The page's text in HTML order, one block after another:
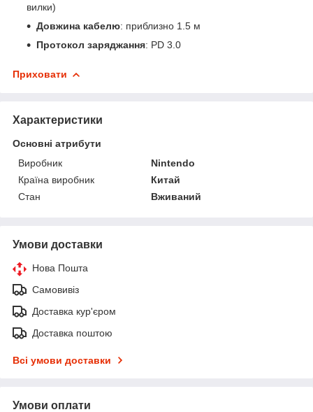
вилки)
Довжина кабелю: приблизно 1.5 м
Протокол заряджання: PD 3.0
Приховати
Характеристики
Основні атрибути
Виробник
Nintendo
Країна виробник
Китай
Стан
Вживаний
Умови доставки
Нова Пошта
Самовивіз
Доставка кур'єром
Доставка поштою
Всі умови доставки
Умови оплати